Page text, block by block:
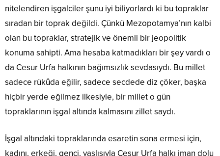
nitelendiren işgalciler şunu iyi biliyorlardı ki bu topraklar
sıradan bir toprak değildi. Çünkü Mezopotamya’nın kalbi
olan bu topraklar, stratejik ve önemli bir jeopolitik
konuma sahipti. Ama hesaba katmadıkları bir şey vardı o
da Cesur Urfa halkının bağımsızlık sevdasıydı. Bu millet
sadece rükûda eğilir, sadece secdede diz çöker, başka
hiçbir yerde eğilmez ilkesiyle, bir millet o gün
topraklarının işgal altında kalmasını zillet saydı.
İşgal altındaki topraklarında esaretin sona ermesi için,
kadını, erkeği, genci, yaşlısıyla Cesur Urfa halkı iman dolu